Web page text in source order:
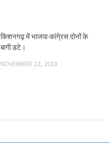
किशनगढ़ में भाजपा-कांगे्रस दोनों के
बागी डटे।
NOVEMBER 22, 2018